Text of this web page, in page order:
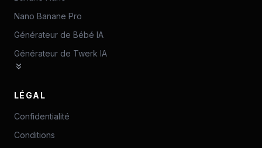
Nano Banane Pro
Générateur de Bébé IA
Générateur de Twerk IA
LÉGAL
Confidentialité
Conditions